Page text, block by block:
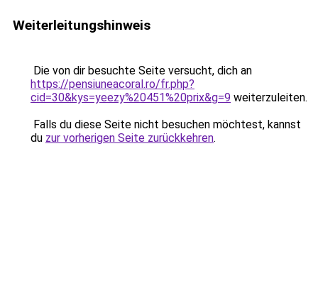
Weiterleitungshinweis
Die von dir besuchte Seite versucht, dich an
https://pensiuneacoral.ro/fr.php?
cid=30&kys=yeezy%20451%20prix&g=9 weiterzuleiten.
Falls du diese Seite nicht besuchen möchtest, kannst
du zur vorherigen Seite zurückkehren.